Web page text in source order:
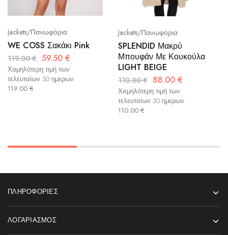
Jackets/Πανωφόρια
WE COSS Σακάκι Pink
119.00€ 59.50 €
Χαμηλότερη τιμή των
τελευταίων 30 ημερων:
119.00 €
Jackets/Πανωφόρια
SPLENDID Μακρύ
Μπουφάν Με Κουκούλα
LIGHT BEIGE
110.00€ 88.00 €
Χαμηλότερη τιμή των
τελευταίων 30 ημερων:
110.00 €
ΠΛΗΡΟΦΟΡΊΕΣ
ΛΟΓΑΡΙΑΣΜΌΣ